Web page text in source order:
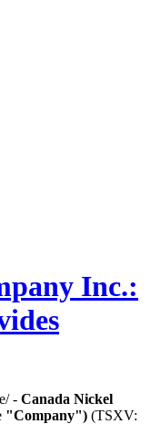
Inc.:
- Canada Nickel
"Company") (TSXV: